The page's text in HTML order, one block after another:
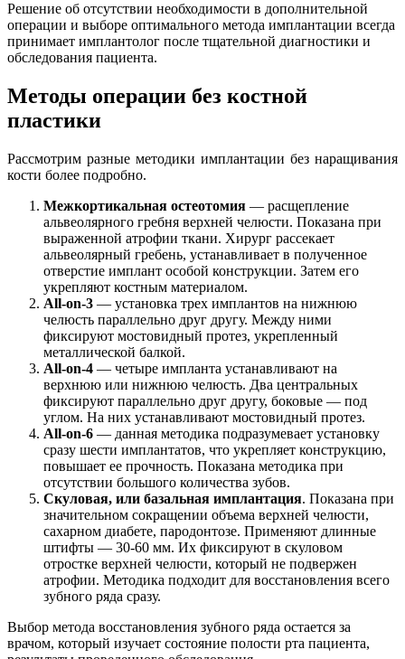
Решение об отсутствии необходимости в дополнительной
операции и выборе оптимального метода имплантации всегда
принимает имплантолог после тщательной диагностики и
обследования пациента.
Методы операции без костной
пластики
Рассмотрим разные методики имплантации без наращивания
кости более подробно.
Межкортикальная остеотомия — расщепление
альвеолярного гребня верхней челюсти. Показана при
выраженной атрофии ткани. Хирург рассекает
альвеолярный гребень, устанавливает в полученное
отверстие имплант особой конструкции. Затем его
укрепляют костным материалом.
All-on-3 — установка трех имплантов на нижнюю
челюсть параллельно друг другу. Между ними
фиксируют мостовидный протез, укрепленный
металлической балкой.
All-on-4 — четыре импланта устанавливают на
верхнюю или нижнюю челюсть. Два центральных
фиксируют параллельно друг другу, боковые — под
углом. На них устанавливают мостовидный протез.
All-on-6 — данная методика подразумевает установку
сразу шести имплантатов, что укрепляет конструкцию,
повышает ее прочность. Показана методика при
отсутствии большого количества зубов.
Скуловая, или базальная имплантация. Показана при
значительном сокращении объема верхней челюсти,
сахарном диабете, пародонтозе. Применяют длинные
штифты — 30-60 мм. Их фиксируют в скуловом
отростке верхней челюсти, который не подвержен
атрофии. Методика подходит для восстановления всего
зубного ряда сразу.
Выбор метода восстановления зубного ряда остается за
врачом, который изучает состояние полости рта пациента,